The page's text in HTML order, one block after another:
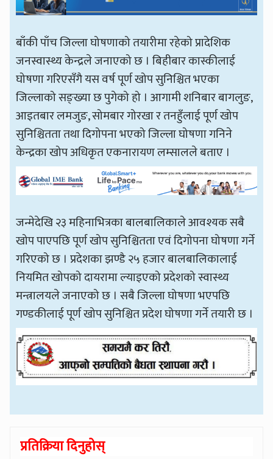
बाँकी पाँच जिल्ला घोषणाको तयारीमा रहेको प्रादेशिक
जनस्वास्थ्य केन्द्रले जनाएको छ । बिहीबार कास्कीलाई
घोषणा गरिएसँगै यस वर्ष पूर्ण खोप सुनिश्चित भएका
जिल्लाको सङ्ख्या छ पुगेको हो । आगामी शनिबार बागलुङ,
आइतबार लमजुङ, सोमबार गोरखा र तनहुँलाई पूर्ण खोप
सुनिश्चितता तथा दिगोपना भएको जिल्ला घोषणा गनिने
केन्द्रका खोप अधिकृत एकनारायण लम्सालले बताए ।
जन्मेदेखि २३ महिनाभित्रका बालबालिकाले आवश्यक सबै
खोप पाएपछि पूर्ण खोप सुनिश्चितता एवं दिगोपना घोषणा गर्ने
गरिएको छ । प्रदेशका झण्डै २५ हजार बालबालिकालाई
नियमित खोपको दायरामा ल्याइएको प्रदेशको स्वास्थ्य
मन्त्रालयले जनाएको छ । सबै जिल्ला घोषणा भएपछि
गण्डकीलाई पूर्ण खोप सुनिश्चित प्रदेश घोषणा गर्ने तयारी छ ।
प्रतिक्रिया दिनुहोस्